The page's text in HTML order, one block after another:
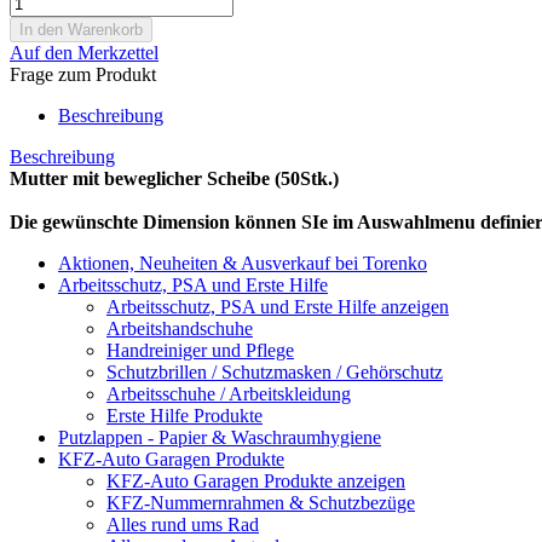
Auf den Merkzettel
Frage zum Produkt
Beschreibung
Beschreibung
Mutter mit beweglicher Scheibe (50Stk.)
Die gewünschte Dimension können SIe im Auswahlmenu
Aktionen, Neuheiten & Ausverkauf bei Torenko
Arbeitsschutz, PSA und Erste Hilfe
Arbeitsschutz, PSA und Erste Hilfe anzeigen
Arbeitshandschuhe
Handreiniger und Pflege
Schutzbrillen / Schutzmasken / Gehörschutz
Arbeitsschuhe / Arbeitskleidung
Erste Hilfe Produkte
Putzlappen - Papier & Waschraumhygiene
KFZ-Auto Garagen Produkte
KFZ-Auto Garagen Produkte anzeigen
KFZ-Nummernrahmen & Schutzbezüge
Alles rund ums Rad